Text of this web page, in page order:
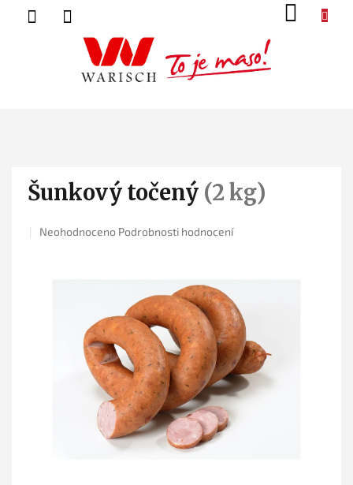
Šunkový točený (2 kg)
Průměrné
hvězdiček.
Neohodnoceno Podrobnosti hodnocení